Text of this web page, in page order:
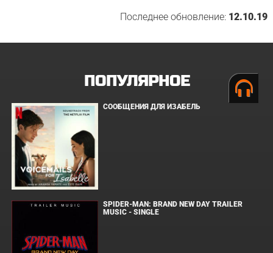
Последнее обновление: 12.10.19
ПОПУЛЯРНОЕ
СООБЩЕНИЯ ДЛЯ ИЗАБЕЛЬ
SPIDER-MAN: BRAND NEW DAY TRAILER
MUSIC - SINGLE